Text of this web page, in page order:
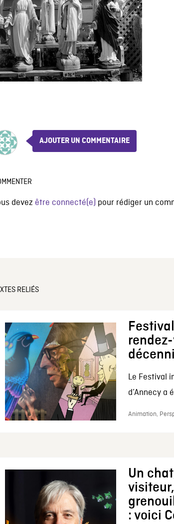
AJOUTER UN COMMENTAIRE
devez être connecté(e) pour rédiger un
RELIÉS
Le Festival
d’Annecy a
Animation,
Un
: voici